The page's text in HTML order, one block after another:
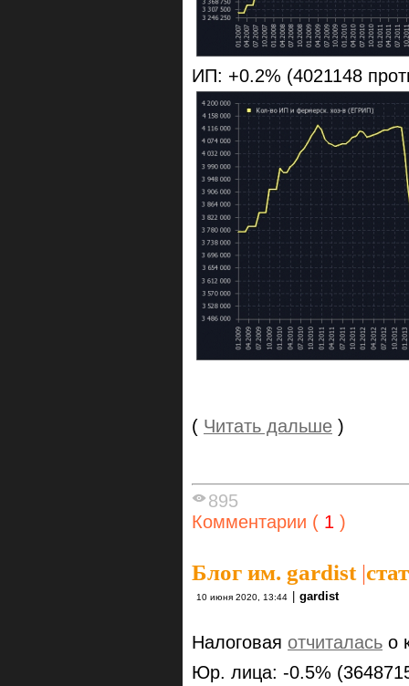
ИП: +0.2% (4021148
( Читать дальше )
895
Комментарии ( 1 )
Блог им. gardist|
10 июня 2020, 13:44 gardist
Налоговая отчиталась о
Юр. лица: -0.5%